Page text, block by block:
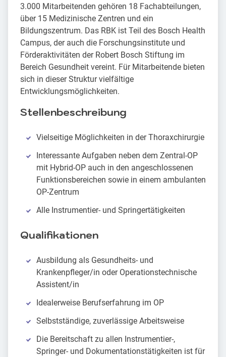
3.000 Mitarbeitenden gehören 18 Fachabteilungen,
über 15 Medizinische Zentren und ein
Bildungszentrum. Das RBK ist Teil des Bosch Health
Campus, der auch die Forschungsinstitute und
Förderaktivitäten der Robert Bosch Stiftung im
Bereich Gesundheit vereint. Für Mitarbeitende bieten
sich in dieser Struktur vielfältige
Entwicklungsmöglichkeiten.
Stellenbeschreibung
Vielseitige Möglichkeiten in der Thoraxchirurgie
Interessante Aufgaben neben dem Zentral-OP
mit Hybrid-OP auch in den angeschlossenen
Funktionsbereichen sowie in einem ambulanten
OP-Zentrum
Alle Instrumentier- und Springertätigkeiten
Qualifikationen
Ausbildung als Gesundheits- und
Krankenpfleger/in oder Operationstechnische
Assistent/in
Idealerweise Berufserfahrung im OP
Selbstständige, zuverlässige Arbeitsweise
Die Bereitschaft zu allen Instrumentier-,
Springer- und Dokumentationstätigkeiten ist für